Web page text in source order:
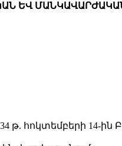
ԵՎ
թ. հոկտեմբերի 14-ին